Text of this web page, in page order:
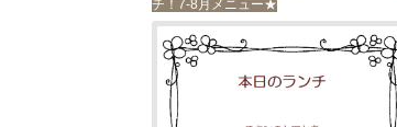
チ！7-8月メニュー★